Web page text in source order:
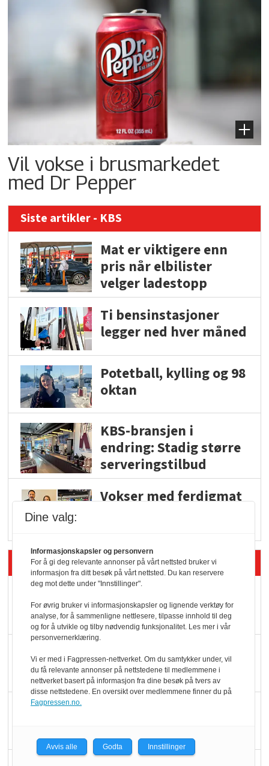
Vil vokse i brusmarkedet
med Dr Pepper
Siste artikler - KBS
Mat er viktigere enn
pris når elbilister
velger ladestopp
Ti bensinstasjoner
legger ned hver måned
Potetball, kylling og 98
oktan
KBS-bransjen i
endring: Stadig større
serveringstilbud
Vokser med ferdigmat
Siste artikler - Butikk i praksis
dundrer videre
Slik opprettholdes
ølsalget
Dine valg:
Informasjonskapsler og personvern
For å gi deg relevante annonser på vårt nettsted bruker vi
informasjon fra ditt besøk på vårt nettsted. Du kan reservere
deg mot dette under "Innstillinger".
For øvrig bruker vi informasjonskapsler og lignende verktøy for
analyse, for å sammenligne nettlesere, tilpasse innhold til deg
og for å utvikle og tilby nødvendig funksjonalitet. Les mer i vår
personvernerklæring.
Vi er med i Fagpressen-nettverket. Om du samtykker under, vil
du få relevante annonser på nettstedene til medlemmene i
nettverket basert på informasjon fra dine besøk på tvers av
disse nettstedene. En oversikt over medlemmene finner du på
Fagpressen.no.
Avvis alle Godta Innstillinger